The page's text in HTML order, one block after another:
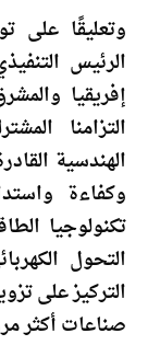
وتعليقًا على
الرئيس
إفريقيا
التزامنا
الهندسية
وكفاءة
تكنولوجيا
التحول
التركيز على
صناعات أكثر